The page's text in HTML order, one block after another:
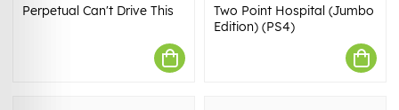
Perpetual Can't Drive This
Two Point Hospital (Jumbo
Edition) (PS4)